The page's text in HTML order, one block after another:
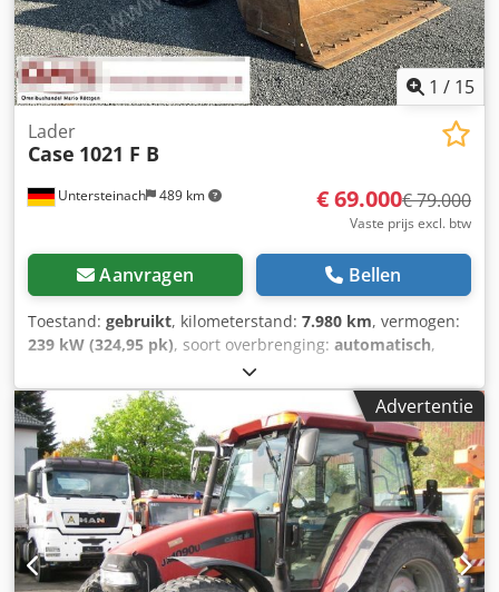
1 / 15
Untersteinach 489 km
Lader
Case 1021 F B
€ 69.000€ 79.000
Vaste prijs excl. btw
Aanvragen Bellen
Toestand: gebruikt, kilometerstand: 7.980 km, vermogen:
239 kW (324,95 pk), soort overbrenging: automatisch,
geel
01/2013, Bouwjaar:2013, Uitrusting:airconditioning, =
Verdere opties en accessoires = - Airconditioning - Radio -
Stuurbekrachtiging - Zonneklep Dsdjy Hu U Aopfx Ahaskr =
Opmerkingen = +++Gewicht: 24.000 kg Km/h+++ +++4x4+++
+++Banden 26,5xR25 90%+++ +++Werklampen+++
+++Trillingsdemper+++ +++Differentieelslot vooras+++
+++Schop 3,6 m³+++ +++Weegschaal+++ - Algemeen: -
Motor: Case - Transmissie: Automaat - Totaal aantal
zitplaatsen: 1 - Veiligheid: - Achteruitrijcamera -
Advertentie